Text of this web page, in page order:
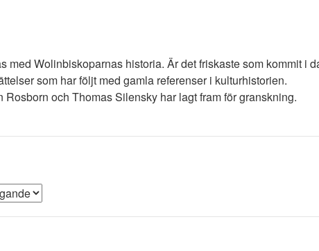
Wolinbiskoparnas historia. Är det friskaste som kommit i
som har följt med gamla referenser i kulturhistorien.
och Thomas Silensky har lagt fram för granskning.